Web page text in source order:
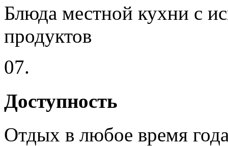
Блюда местной кухни с
продуктов
07.
Доступность
Отдых в любое время